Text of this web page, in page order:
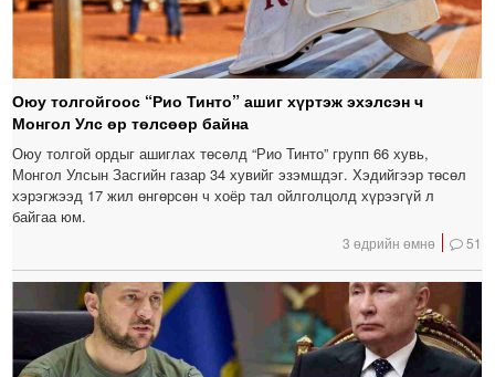
Оюу толгойгоос “Рио Тинто” ашиг хүртэж эхэлсэн ч
Монгол Улс өр төлсөөр байна
Оюу толгой ордыг ашиглах төсөлд “Рио Тинто” групп 66 хувь,
Монгол Улсын Засгийн газар 34 хувийг эзэмшдэг. Хэдийгээр төсөл
хэрэгжээд 17 жил өнгөрсөн ч хоёр тал ойлголцолд хүрээгүй л
байгаа юм.
3 өдрийн өмнө 51